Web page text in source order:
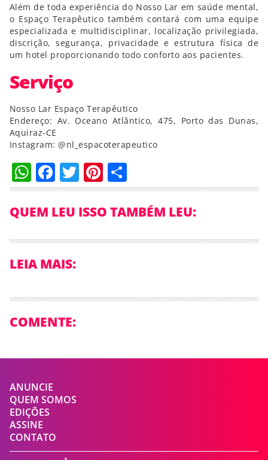
Além de toda experiência do Nosso Lar em saúde mental,
o Espaço Terapêutico também contará com uma equipe
especializada e multidisciplinar, localização privilegiada,
discrição, segurança, privacidade e estrutura física de
um hotel proporcionando todo conforto aos pacientes.
Serviço
Nosso Lar Espaço Terapêutico
Endereço: Av. Oceano Atlântico, 475, Porto das Dunas,
Aquiraz-CE
Instagram: @nl_espacoterapeutico
WhatsApp
Facebook
TwitterPinterest
Compartilhar
QUEM LEU ISSO TAMBÉM LEU:
LEIA MAIS:
COMENTE:
ANUNCIE
QUEM SOMOS
EDIÇÕES
ASSINE
CONTATO